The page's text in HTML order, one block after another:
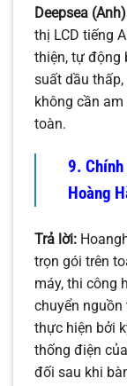
Deepsea (Anh)
thị LCD tiếng
thiện, tự động
suất dầu
không cần
toàn.
9.
Hoàng
Trả lời:
trọn gói trên
máy, thi công
chuyển
thực hiện bởi
thống điện
đối sau khi